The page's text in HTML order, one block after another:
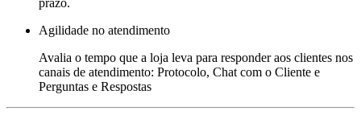
prazo.
Agilidade no atendimento
Avalia o tempo que a loja leva para responder aos clientes nos
canais de atendimento: Protocolo, Chat com o Cliente e
Perguntas e Respostas